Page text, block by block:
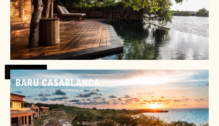
Colombie
BARU CASABLANCA